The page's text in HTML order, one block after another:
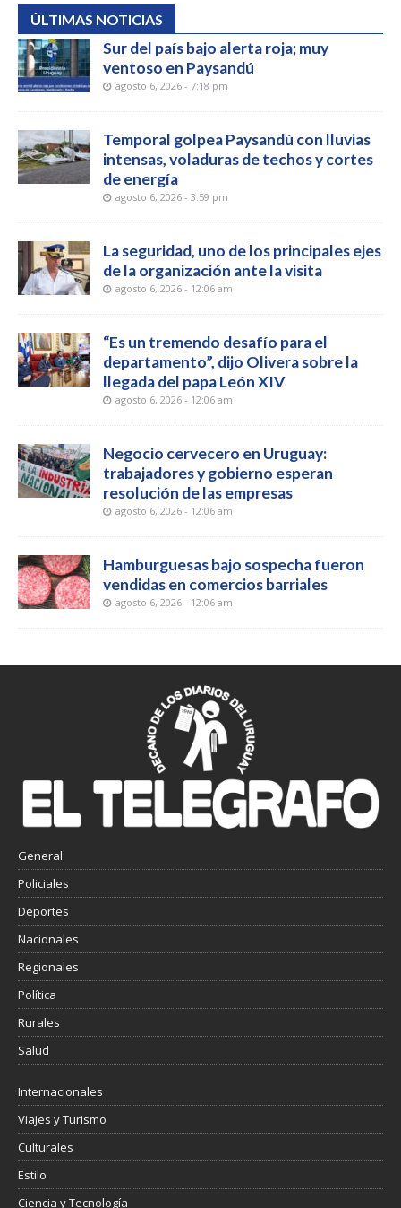
ÚLTIMAS NOTICIAS
Sur del país bajo alerta roja; muy
ventoso en Paysandú
agosto 6, 2026 - 7:18 pm
Temporal golpea Paysandú con lluvias
intensas, voladuras de techos y cortes
de energía
agosto 6, 2026 - 3:59 pm
La seguridad, uno de los principales ejes
de la organización ante la visita
agosto 6, 2026 - 12:06 am
“Es un tremendo desafío para el
departamento”, dijo Olivera sobre la
llegada del papa León XIV
agosto 6, 2026 - 12:06 am
Negocio cervecero en Uruguay:
trabajadores y gobierno esperan
resolución de las empresas
agosto 6, 2026 - 12:06 am
Hamburguesas bajo sospecha fueron
vendidas en comercios barriales
agosto 6, 2026 - 12:06 am
General
Policiales
Deportes
Nacionales
Regionales
Política
Rurales
Salud
Internacionales
Viajes y Turismo
Culturales
Estilo
Ciencia y Tecnología